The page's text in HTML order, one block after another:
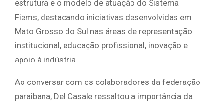
estrutura e o modelo de atuação do Sistema
Fiems, destacando iniciativas desenvolvidas em
Mato Grosso do Sul nas áreas de representação
institucional, educação profissional, inovação e
apoio à indústria.
Ao conversar com os colaboradores da federação
paraibana, Del Casale ressaltou a importância da